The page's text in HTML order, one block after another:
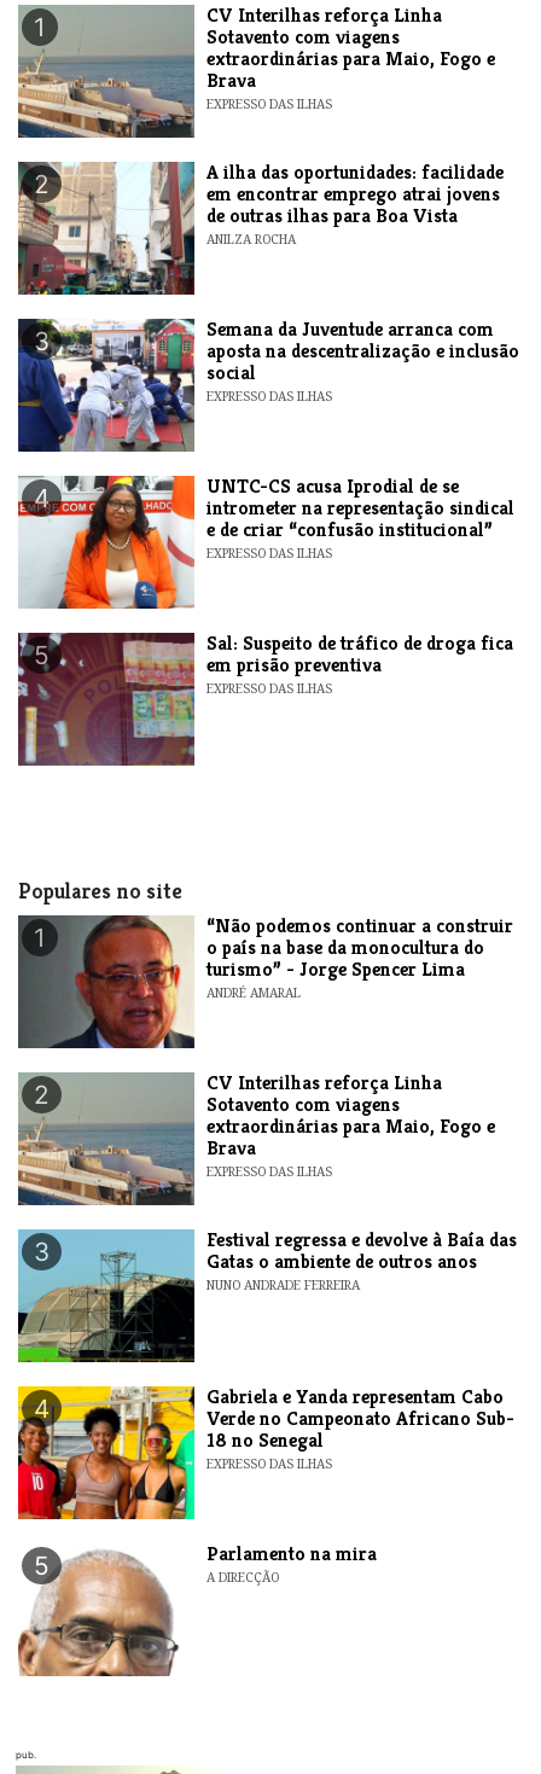
1
​CV Interilhas reforça Linha
Sotavento com viagens
extraordinárias para Maio, Fogo e
Brava
EXPRESSO DAS ILHAS
2
A ilha das oportunidades: facilidade
em encontrar emprego atrai jovens
de outras ilhas para Boa Vista
ANILZA ROCHA
3
Semana da Juventude arranca com
aposta na descentralização e inclusão
social
EXPRESSO DAS ILHAS
4
UNTC-CS acusa Iprodial de se
intrometer na representação sindical
e de criar “confusão institucional”
EXPRESSO DAS ILHAS
5
​Sal: Suspeito de tráfico de droga fica
em prisão preventiva
EXPRESSO DAS ILHAS
Populares no site
1
“Não podemos continuar a construir
o país na base da monocultura do
turismo” - Jorge Spencer Lima
ANDRÉ AMARAL
2
​CV Interilhas reforça Linha
Sotavento com viagens
extraordinárias para Maio, Fogo e
Brava
EXPRESSO DAS ILHAS
3
Festival regressa e devolve à Baía das
Gatas o ambiente de outros anos
NUNO ANDRADE FERREIRA
4
Gabriela e Yanda representam Cabo
Verde no Campeonato Africano Sub-
18 no Senegal
EXPRESSO DAS ILHAS
5 Parlamento na mira
A DIRECÇÃO
pub.